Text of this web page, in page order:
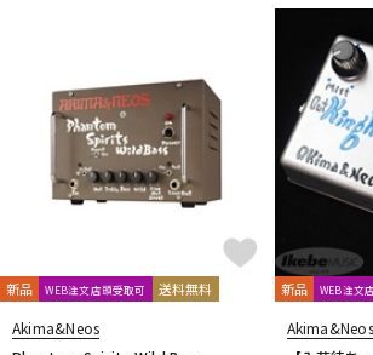
新品 WEB注文店頭受取可 送料無料
Akima&Neos
新品 WEB注文
Akima&Neos